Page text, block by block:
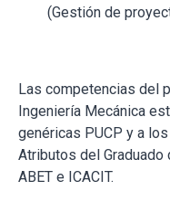
(Gestión de
Las competencias del
Ingeniería Mecánica
genéricas PUCP y a
Atributos del
ABET e ICACIT.